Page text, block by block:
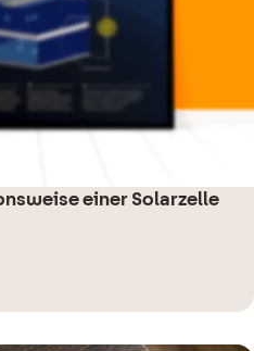
einer Solarzelle